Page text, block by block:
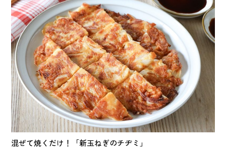
混ぜて焼くだけ！「新玉ねぎのチヂミ」